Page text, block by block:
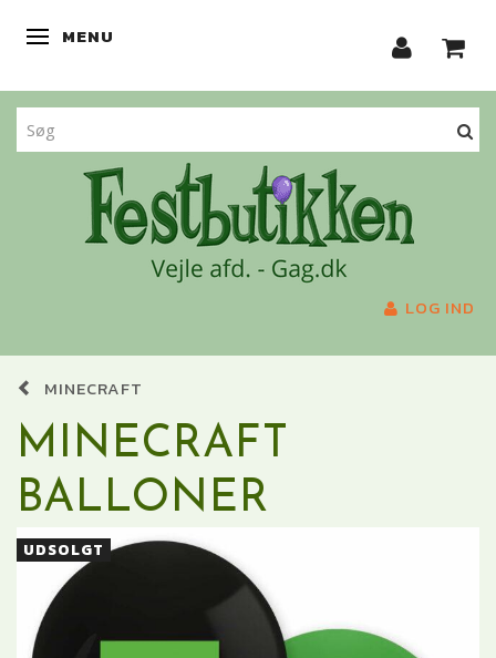
SKIFTE NAVIGATION
MENU
LOG IND
MINECRAFT
MINECRAFT
BALLONER
UDSOLGT